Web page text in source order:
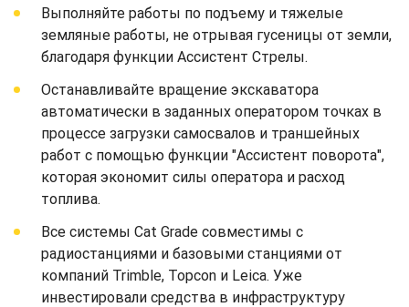
Выполняйте работы по подъему и тяжелые
земляные работы, не отрывая гусеницы от земли,
благодаря функции Ассистент Стрелы.
Останавливайте вращение экскаватора
автоматически в заданных оператором точках в
процессе загрузки самосвалов и траншейных
работ с помощью функции "Ассистент поворота",
которая экономит силы оператора и расход
топлива.
Все системы Cat Grade совместимы с
радиостанциями и базовыми станциями от
компаний Trimble, Topcon и Leica. Уже
инвестировали средства в инфраструктуру